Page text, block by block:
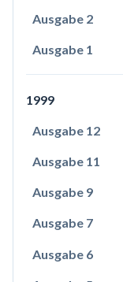
Ausgabe 2
Ausgabe 1
1999
Ausgabe 12
Ausgabe 11
Ausgabe 9
Ausgabe 7
Ausgabe 6